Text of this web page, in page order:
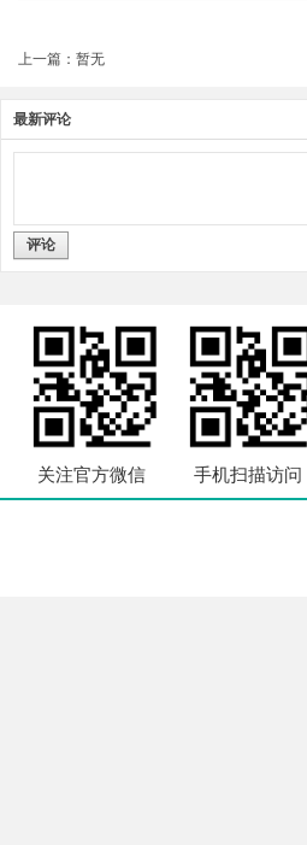
上一篇：暂无
最新评论
评论
关注官方微信 手机扫描访问